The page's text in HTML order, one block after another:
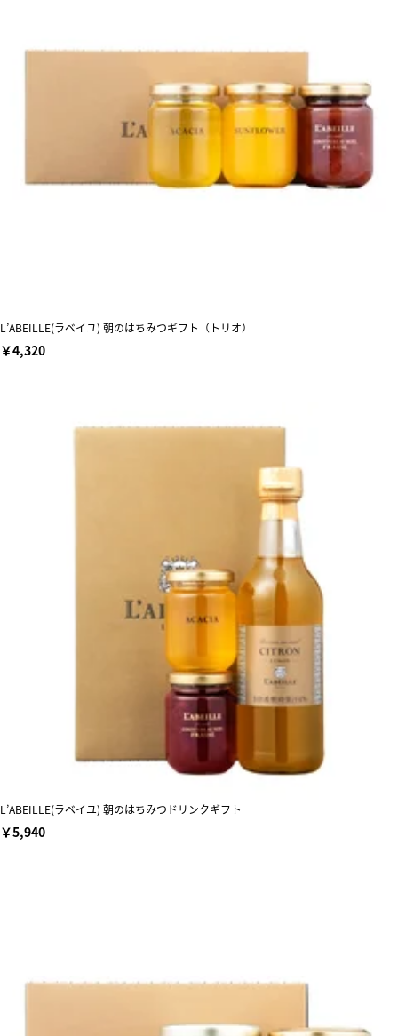
L’ABEILLE(ラベイユ) 朝のはちみつギフト（トリオ）
￥4,320
L’ABEILLE(ラベイユ) 朝のはちみつドリンクギフト
￥5,940